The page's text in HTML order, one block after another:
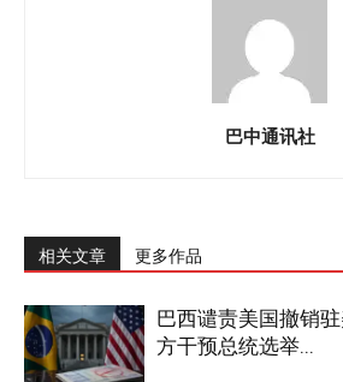
巴中通讯社
相关文章 更多作品
巴西谴责美国撤销
方干预总统选举...